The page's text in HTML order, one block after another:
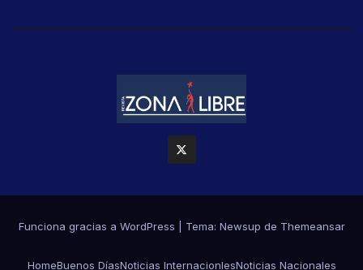
Funciona gracias a WordPress Tema: Newsup de Themeansar
HomeBuenos DíasNoticias InternacionlesNoticias Nacionales